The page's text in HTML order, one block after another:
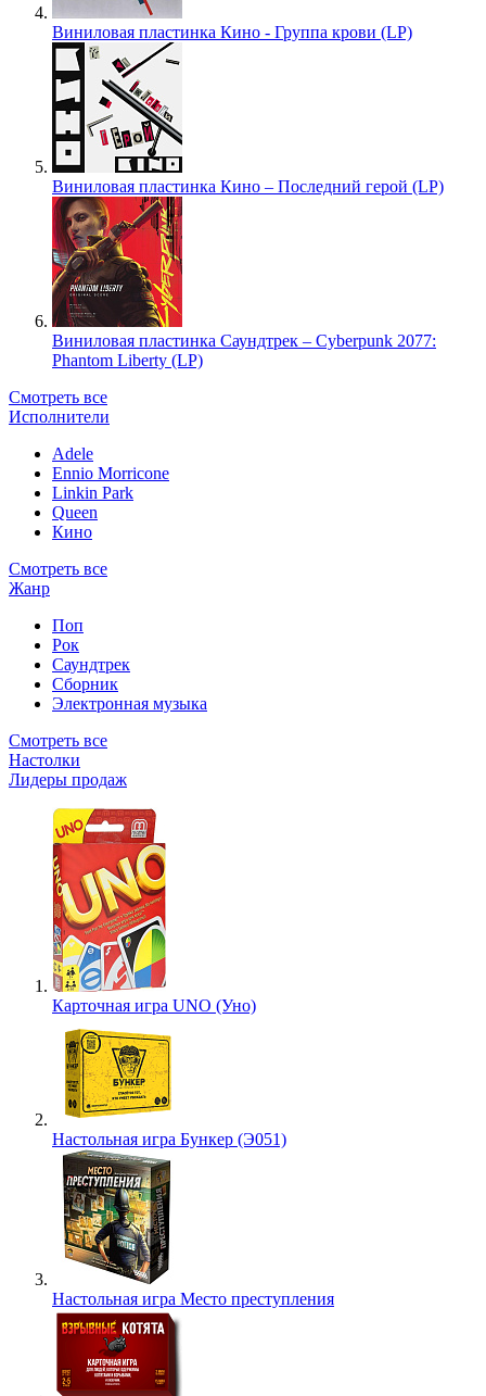
Виниловая пластинка Кино - Группа крови (LP)
Виниловая пластинка Кино – Последний герой (LP)
Виниловая пластинка Саундтрек – Cyberpunk 2077:
Phantom Liberty (LP)
Смотреть все
Исполнители
Adele
Ennio Morricone
Linkin Park
Queen
Кино
Смотреть все
Жанр
Поп
Рок
Саундтрек
Сборник
Электронная музыка
Смотреть все
Настолки
Лидеры продаж
Карточная игра UNO (Уно)
Настольная игра Бункер (Э051)
Настольная игра Место преступления